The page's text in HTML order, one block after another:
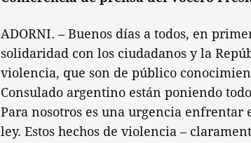
ADORNI. – Buenos días a todos, en
solidaridad con los ciudadanos y la
violencia, que son de público
Consulado argentino están poniendo
Para nosotros es una urgencia
ley. Estos hechos de violencia –